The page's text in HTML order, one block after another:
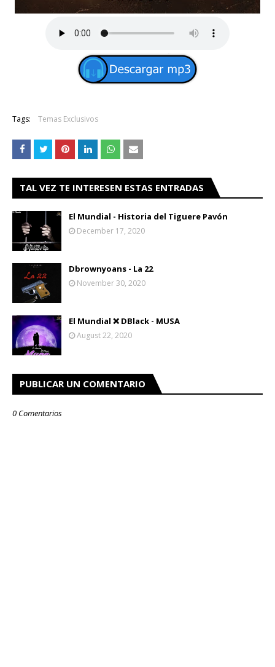
Tags: Temas Exclusivos
TAL VEZ TE INTERESEN ESTAS ENTRADAS
El Mundial - Historia del Tiguere Pavón
December 17, 2020
Dbrownyoans - La 22
November 30, 2020
El Mundial ❌ DBlack - MUSA
August 22, 2020
PUBLICAR UN COMENTARIO
0 Comentarios